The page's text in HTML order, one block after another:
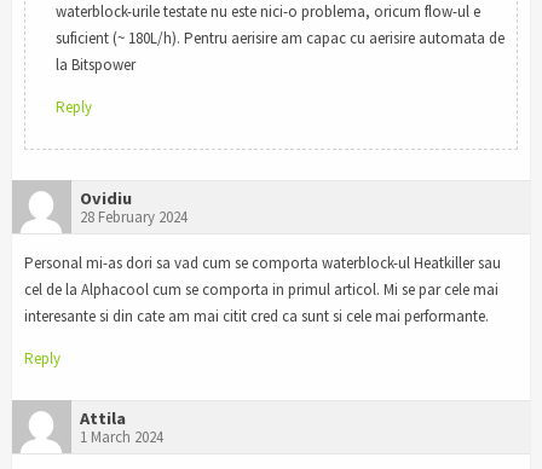
waterblock-urile testate nu este nici-o problema, oricum flow-ul e
suficient (~ 180L/h). Pentru aerisire am capac cu aerisire automata de
la Bitspower
Reply
Ovidiu
28 February 2024
Personal mi-as dori sa vad cum se comporta waterblock-ul Heatkiller sau
cel de la Alphacool cum se comporta in primul articol. Mi se par cele mai
interesante si din cate am mai citit cred ca sunt si cele mai performante.
Reply
Attila
1 March 2024